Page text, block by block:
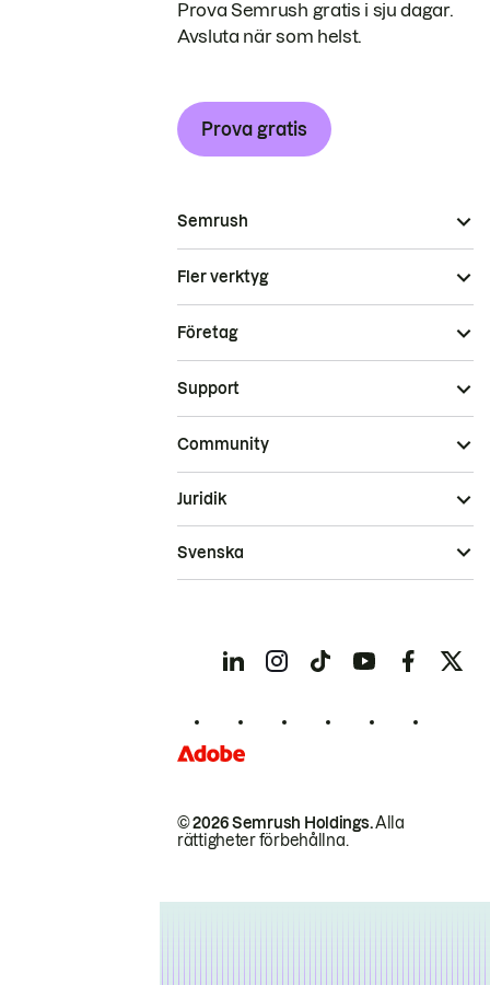
Prova Semrush gratis i sju dagar.
Avsluta när som helst.
Prova gratis
Semrush
Fler verktyg
Företag
Support
Community
© 2026 Semrush Holdings.Alla
rättigheter förbehållna.
Juridik
Svenska